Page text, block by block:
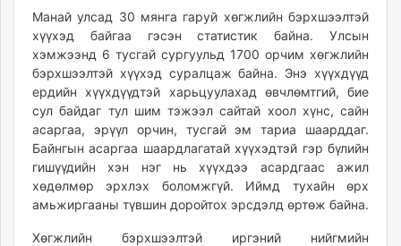
Livetv.mn
Eguur.mn
24tsag.mn
shuud.mn
eagle.mn
ergelt.mn
zarig.mn
today.mn
zuv.mn
mminfo.mn
ugluu.mn
Манай улсад 30 мянга гаруй хөгжлийн бэрхшээлтэй
хүүхэд байгаа гэсэн статистик байна. Улсын
хэмжээнд 6 тусгай сургуульд 1700 орчим хөгжлийн
бэрхшээлтэй хүүхэд суралцаж байна. Энэ хүүхдүүд
ердийн хүүхдүүдтэй харьцуулахад өвчлөмтгий, бие
сул байдаг тул шим тэжээл сайтай хоол хүнс, сайн
асаргаа, эрүүл орчин, тусгай эм тариа шаарддаг.
Байнгын асаргаа шаардлагатай хүүхэдтэй гэр бүлийн
гишүүдийн хэн нэг нь хүүхдээ асардгаас ажил
хөдөлмөр эрхлэх боломжгүй. Иймд тухайн өрх
амьжиргааны түвшин доройтох эрсдэлд өртөж байна.
Хөгжлийн бэрхшээлтэй иргэний нийгмийн